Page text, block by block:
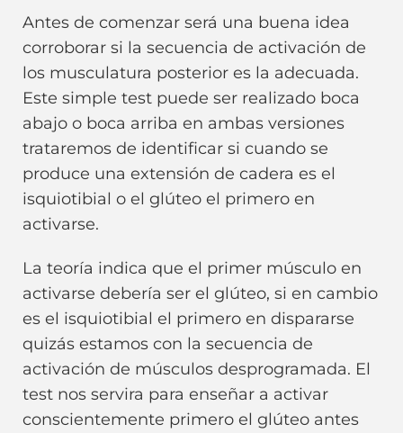
Antes de comenzar será una buena idea
corroborar si la secuencia de activación de
los musculatura posterior es la adecuada.
Este simple test puede ser realizado boca
abajo o boca arriba en ambas versiones
trataremos de identificar si cuando se
produce una extensión de cadera es el
isquiotibial o el glúteo el primero en
activarse.
La teoría indica que el primer músculo en
activarse debería ser el glúteo, si en cambio
es el isquiotibial el primero en dispararse
quizás estamos con la secuencia de
activación de músculos desprogramada. El
test nos servira para enseñar a activar
conscientemente primero el glúteo antes